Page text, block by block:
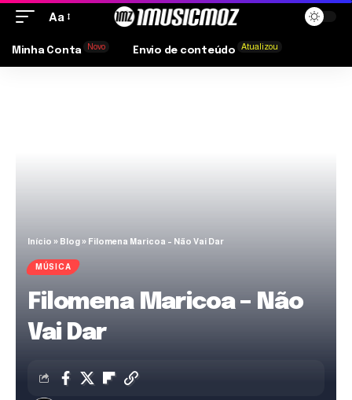
Aa
Minha Conta Novo Envio de conteúdo Atualizou
Início » Blog» Filomena Maricoa – Não Vai Dar
MÚSICA
Filomena Maricoa – Não
Vai Dar